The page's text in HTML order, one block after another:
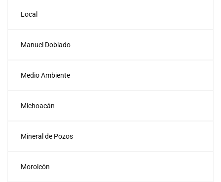
Local
Manuel Doblado
Medio Ambiente
Michoacán
Mineral de Pozos
Moroleón